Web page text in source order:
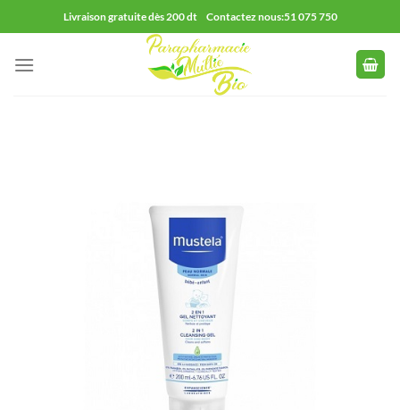
au
contenu
Livraison gratuite dès 200 dt Contactez nous:51 075 750